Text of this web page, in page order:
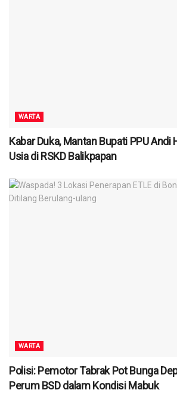
WARTA
Kabar Duka, Mantan Bupati PPU Andi
Usia di RSKD Balikpapan
WARTA
Polisi: Pemotor Tabrak Pot Bunga
Perum BSD dalam Kondisi Mabuk